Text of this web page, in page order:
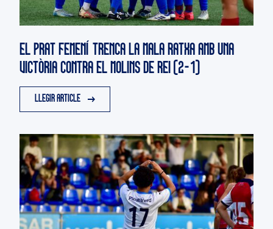
EL PRAT FEMENÍ TRENCA LA MALA RATXA AMB UNA
VICTÒRIA CONTRA EL MOLINS DE REI (2-1)
LLEGIR ARTICLE